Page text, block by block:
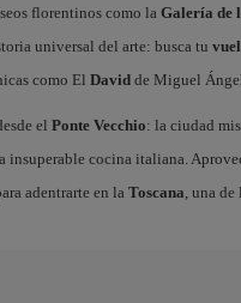
florentinos como la Galería de
universal del arte: busca tu
como El Davidde Miguel
el Ponte Vecchio: la ciudad
insuperable cocina italiana.
adentrarte en la Toscana, una de